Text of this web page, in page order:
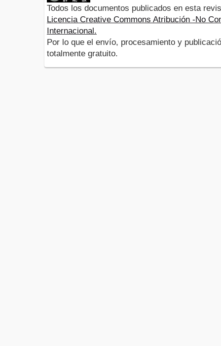
Todos los documentos publicados en esta
Licencia Creative Commons Atribución -No
Internacional.
Por lo que el envío, procesamiento y
totalmente gratuito.